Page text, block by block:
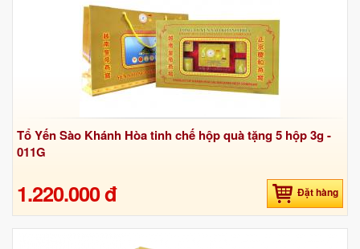
Tổ Yến Sào Khánh Hòa tinh chế hộp quà tặng 5 hộp 3g -
011G
1.220.000 đ Đặt hàng